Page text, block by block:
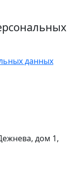
данных
дом 1,